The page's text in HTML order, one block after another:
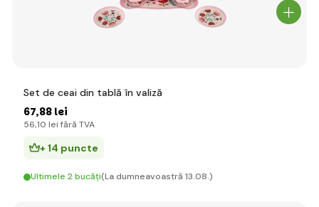
Set de ceai din tablă în valiză
67,88 lei
56,10 lei fără TVA
+ 14 puncte
Ultimele 2 bucăți(La dumneavoastră 13.08.)